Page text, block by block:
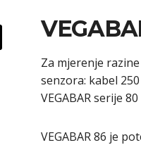
Za mjerenje
senzora: kabel
VEGABAR serije
VEGABAR 86 je